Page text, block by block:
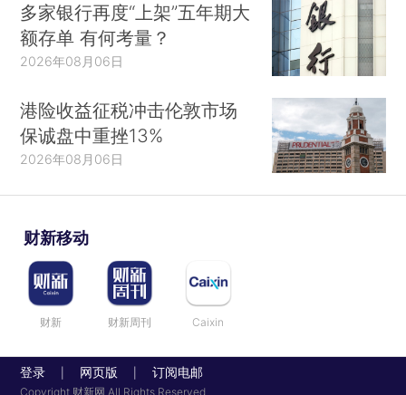
多家银行再度“上架”五年期大
额存单 有何考量？
2026年08月06日
港险收益征税冲击伦敦市场
保诚盘中重挫13%
2026年08月06日
财新移动
财新 财新周刊 Caixin
登录 网页版 订阅电邮
Copyright 财新网 All Rights Reserved